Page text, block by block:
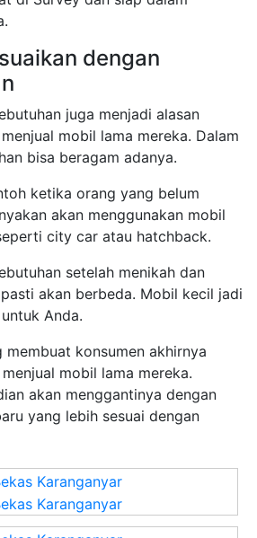
dengan
juga menjadi alasan
mobil lama mereka. Dalam
bisa beragam adanya.
ketika orang yang belum
akan menggunakan mobil
city car atau hatchback.
setelah menikah dan
akan berbeda. Mobil kecil jadi
Anda.
membuat konsumen akhirnya
mobil lama mereka.
akan menggantinya dengan
yang lebih sesuai dengan